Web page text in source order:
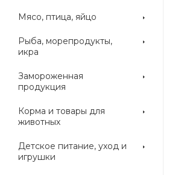
Мясо, птица, яйцо
Рыба, морепродукты,
икра
Замороженная
продукция
Корма и товары для
животных
Детское питание, уход и
игрушки